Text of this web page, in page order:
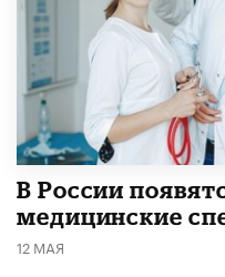
В России
медицинские
12 МАЯ